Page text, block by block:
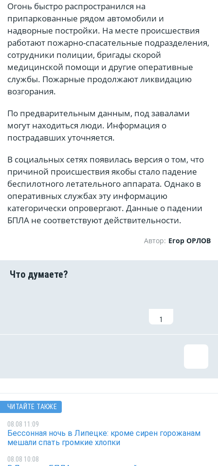
Огонь быстро распространился на
припаркованные рядом автомобили и
надворные постройки. На месте происшествия
работают пожарно-спасательные подразделения,
сотрудники полиции, бригады скорой
медицинской помощи и другие оперативные
службы. Пожарные продолжают ликвидацию
возгорания.
По предварительным данным, под завалами
могут находиться люди. Информация о
пострадавших уточняется.
В социальных сетях появилась версия о том, что
причиной происшествия якобы стало падение
беспилотного летательного аппарата. Однако в
оперативных службах эту информацию
категорически опровергают. Данные о падении
БПЛА не соответствуют действительности.
Автор: Егор ОРЛОВ
1
ЧИТАЙТЕ ТАКЖЕ
08.08 11:09
Бессонная ночь в Липецке: кроме сирен горожанам
мешали спать громкие хлопки
08.08 10:08